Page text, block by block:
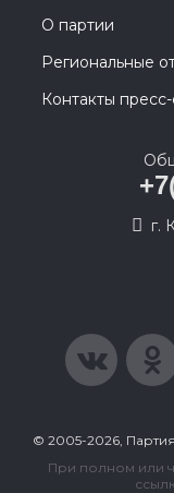
О партии
Региональные
Контакты
г.
© 2005-2026,
При полном или